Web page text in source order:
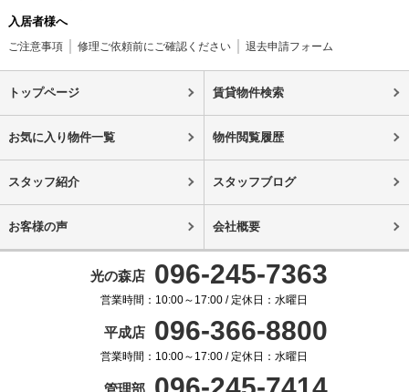
入居者様へ
ご注意事項 修理ご依頼前にご確認ください 退去申請フォーム
トップページ 賃貸物件検索
お気に入り物件一覧 物件閲覧履歴
スタッフ紹介 スタッフブログ
お客様の声 会社概要
光の森店 096-245-7363
営業時間：10:00～17:00 / 定休日：水曜日
平成店 096-366-8800
営業時間：10:00～17:00 / 定休日：水曜日
管理部